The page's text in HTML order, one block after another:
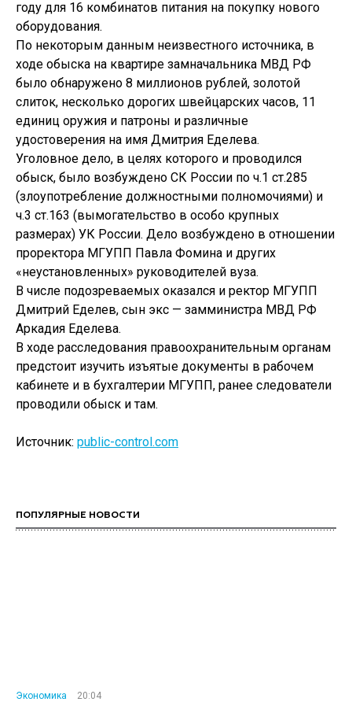
году для 16 комбинатов питания на покупку нового
оборудования.
По некоторым данным неизвестного источника, в
ходе обыска на квартире замначальника МВД РФ
было обнаружено 8 миллионов рублей, золотой
слиток, несколько дорогих швейцарских часов, 11
единиц оружия и патроны и различные
удостоверения на имя Дмитрия Еделева.
Уголовное дело, в целях которого и проводился
обыск, было возбуждено СК России по ч.1 ст.285
(злоупотребление должностными полномочиями) и
ч.3 ст.163 (вымогательство в особо крупных
размерах) УК России. Дело возбуждено в отношении
проректора МГУПП Павла Фомина и других
«неустановленных» руководителей вуза.
В числе подозреваемых оказался и ректор МГУПП
Дмитрий Еделев, сын экс — замминистра МВД РФ
Аркадия Еделева.
В ходе расследования правоохранительным органам
предстоит изучить изъятые документы в рабочем
кабинете и в бухгалтерии МГУПП, ранее следователи
проводили обыск и там.
Источник: public-control.com
ПОПУЛЯРНЫЕ НОВОСТИ
Экономика
20:04